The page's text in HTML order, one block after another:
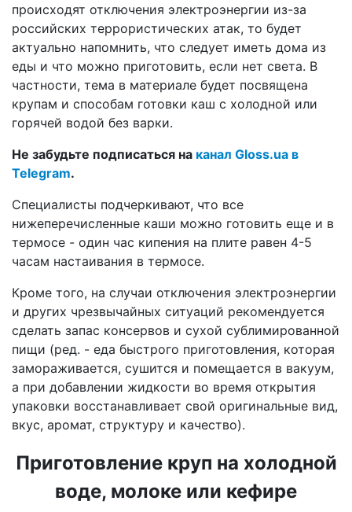
происходят отключения электроэнергии из-за
российских террористических атак, то будет
актуально напомнить, что следует иметь дома из
еды и что можно приготовить, если нет света. В
частности, тема в материале будет посвящена
крупам и способам готовки каш с холодной или
горячей водой без варки.
Не забудьте подписаться на канал Gloss.ua в
Telegram.
Специалисты подчеркивают, что все
нижеперечисленные каши можно готовить еще и в
термосе - один час кипения на плите равен 4-5
часам настаивания в термосе.
Кроме того, на случаи отключения электроэнергии
и других чрезвычайных ситуаций рекомендуется
сделать запас консервов и сухой сублимированной
пищи (ред. - еда быстрого приготовления, которая
замораживается, сушится и помещается в вакуум,
а при добавлении жидкости во время открытия
упаковки восстанавливает свой оригинальные вид,
вкус, аромат, структуру и качество).
Приготовление круп на холодной
воде, молоке или кефире